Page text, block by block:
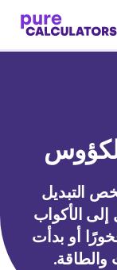
التبديل
الأكواب
أو بدأت
والطاقة.